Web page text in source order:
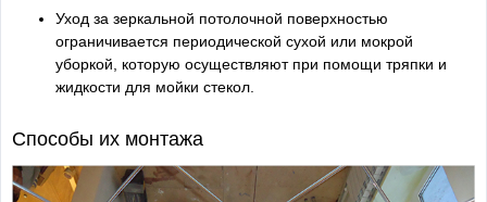
Уход за зеркальной потолочной поверхностью
ограничивается периодической сухой или мокрой
уборкой, которую осуществляют при помощи тряпки и
жидкости для мойки стекол.
Способы их монтажа